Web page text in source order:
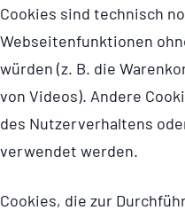
Cookies sind technisch
Websei­ten­funk­ti­onen
würden (z. B. die
von Videos). Andere
des Nutzer­ver­hal­tens
verwendet werden.
Cookies, die zur